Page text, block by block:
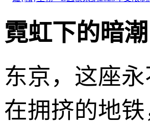
霓虹下的暗
东京，这座
在拥挤的地